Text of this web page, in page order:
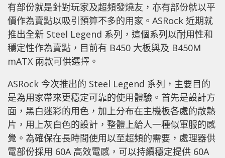
有部份就是針對玩家及超頻發燒友，亦有部份就以平
價作為賣點以吸引預算不多的用家。ASRock 近期就
推出全新 Steel Legend 系列，這個系列以耐用性和
穩定性作為賣點，目前有 B450 大板與及 B450M
mATX 兩款可供選擇。
ASRock 今次推出的 Steel Legend 系列，主要目的
是為用家帶來更穩定可靠的使用體驗。首先是設計方
面，黑白迷彩的用色，加上分布在主機板各處的散熱
片，用上灰白色的設計，整體上給人一種似軍服的感
覺。為確保在長時間使用以至超頻的需要，處理器供
電部份採用 60A 高效電感，可以持續穩定提供 60A